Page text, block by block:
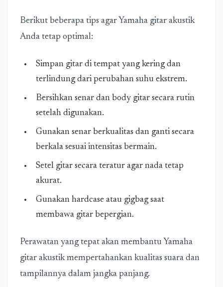
Berikut beberapa tips agar Yamaha gitar akustik
Anda tetap optimal:
Simpan gitar di tempat yang kering dan
terlindung dari perubahan suhu ekstrem.
Bersihkan senar dan body gitar secara rutin
setelah digunakan.
Gunakan senar berkualitas dan ganti secara
berkala sesuai intensitas bermain.
Setel gitar secara teratur agar nada tetap
akurat.
Gunakan hardcase atau gigbag saat
membawa gitar bepergian.
Perawatan yang tepat akan membantu Yamaha
gitar akustik mempertahankan kualitas suara dan
tampilannya dalam jangka panjang.